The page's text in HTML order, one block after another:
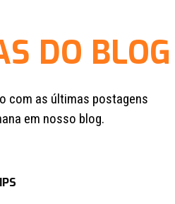
DO BLOG
com as últimas postagens
em nosso blog.